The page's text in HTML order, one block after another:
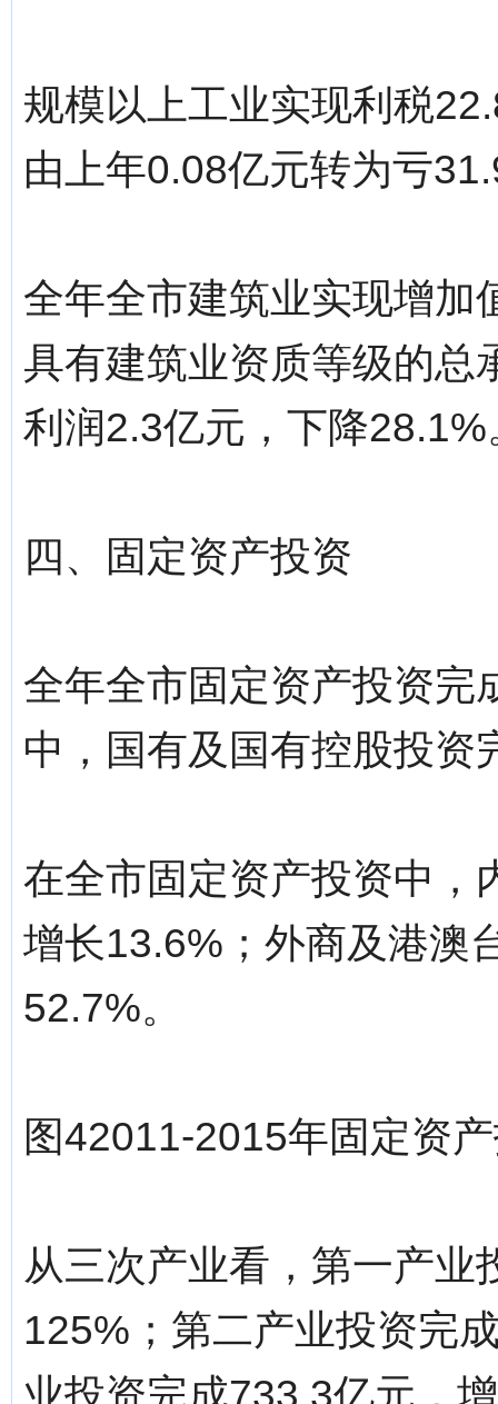
规模以上工业实现利税
由上年0.08亿元转为亏
全年全市建筑业实现增加
具有建筑业资质等级的总
利润2.3亿元，下降28.1%
四、固定资产投资
全年全市固定资产投资完
中，国有及国有控股投资
在全市固定资产投资中，
增长13.6%；外商及港澳
52.7%。
图42011-2015年固定资
从三次产业看，第一产
125%；第二产业投资完
业投资完成733.3亿元，